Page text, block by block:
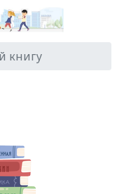
книгу